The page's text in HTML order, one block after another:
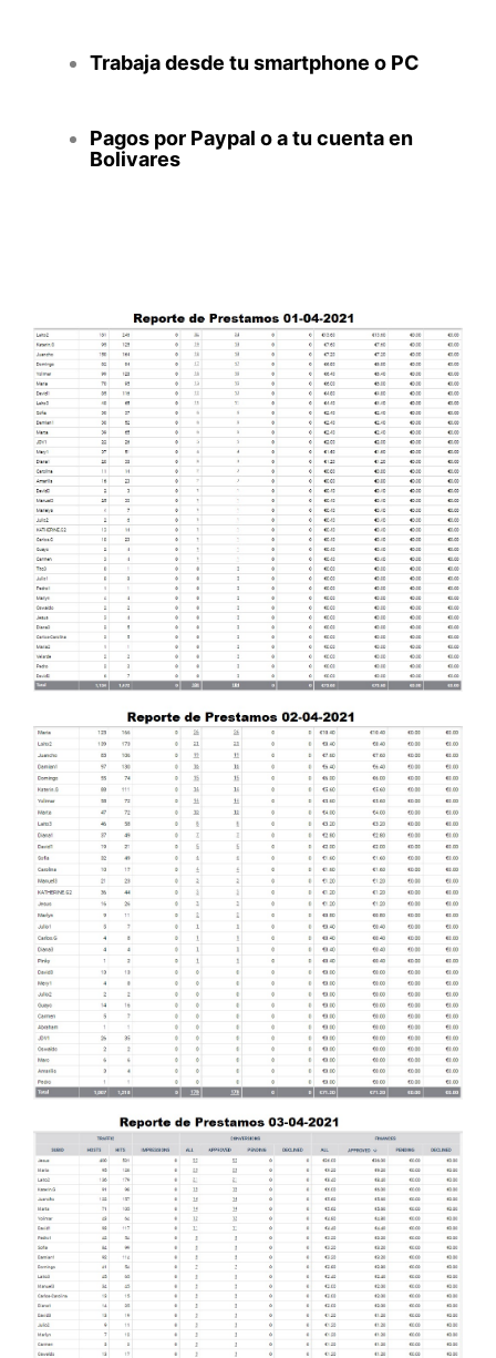
Trabaja desde tu smartphone o PC
Pagos por Paypal o a tu cuenta en
Bolivares